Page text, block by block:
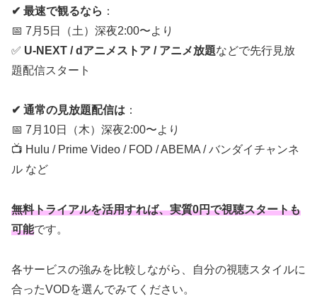
✔ 最速で観るなら ：
📅 7月5日（土）深夜2:00〜より
✅ U-NEXT / dアニメストア / アニメ放題などで先行見放
題配信スタート
✔ 通常の見放題配信は ：
📅 7月10日（木）深夜2:00〜より
📺 Hulu / Prime Video / FOD / ABEMA / バンダイチャンネ
ル など
無料トライアルを活用すれば、実質0円で視聴スタートも
可能です。
各サービスの強みを比較しながら、自分の視聴スタイルに
合ったVODを選んでみてください。